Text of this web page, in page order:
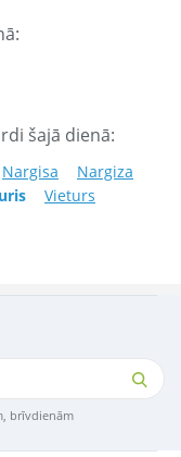
brīvdienām
šajā dienā:
Nargisa
Nargiza
Vieturs